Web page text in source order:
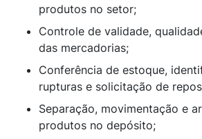
produtos no setor;
Controle de validade,
das mercadorias;
Conferência de estoque,
rupturas e solicitação de
Separação, movimentação e
produtos no depósito;